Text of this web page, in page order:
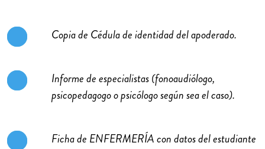
Copia de Cédula de identidad del apoderado.
Informe de especialistas (fonoaudiólogo,
psicopedagogo o psicólogo según sea el caso).
Ficha de ENFERMERÍA con datos del estudiante